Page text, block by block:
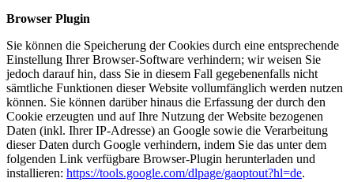
Browser Plugin
Sie können die Speicherung der Cookies durch eine entsprechende
Einstellung Ihrer Browser-Software verhindern; wir weisen Sie
jedoch darauf hin, dass Sie in diesem Fall gegebenenfalls nicht
sämtliche Funktionen dieser Website vollumfänglich werden nutzen
können. Sie können darüber hinaus die Erfassung der durch den
Cookie erzeugten und auf Ihre Nutzung der Website bezogenen
Daten (inkl. Ihrer IP-Adresse) an Google sowie die Verarbeitung
dieser Daten durch Google verhindern, indem Sie das unter dem
folgenden Link verfügbare Browser-Plugin herunterladen und
installieren: https://tools.google.com/dlpage/gaoptout?hl=de.